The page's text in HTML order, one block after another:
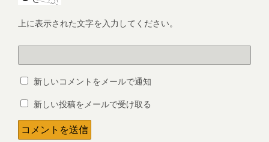
上に表示された文字を入力してください。
新しいコメントをメールで通知
新しい投稿をメールで受け取る